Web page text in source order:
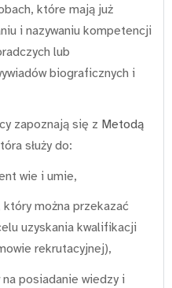
które mają już
i nazywaniu kompetencji
lub
biograficznych i
zapoznają się z Metodą
służy do:
wie i umie,
można przekazać
uzyskania kwalifikacji
rekrutacyjnej),
posiadanie wiedzy i